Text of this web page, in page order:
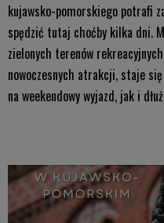
kujawsko-pomorskiego potrafi
spędzić tutaj choćby kilka dni.
zielonych terenów
nowoczesnych atrakcji, staje
na weekendowy wyjazd, jak i